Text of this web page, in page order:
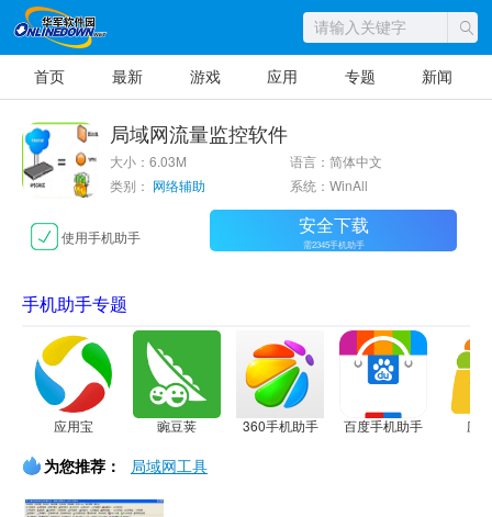
首页 最新 游戏 应用 专题 新闻
局域网流量监控软件
大小：6.03M
语言：简体中文
类别： 网络辅助 系统：WinAll
使用手机助手 安全下载
需2345手机助手
手机助手专题
应用宝 豌豆荚 360手机助手 百度手机助手 应
为您推荐： 局域网工具